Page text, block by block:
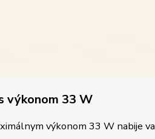
výkonom 33 W
výkonom 33 W nabije